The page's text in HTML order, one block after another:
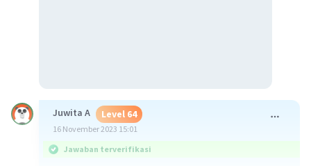
Juwita A Level 64
16 November 2023 15:01
Jawaban terverifikasi